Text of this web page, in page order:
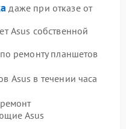
даже при отказе от
Asus собственной
ремонту планшетов
Asus в течении часа
Asus